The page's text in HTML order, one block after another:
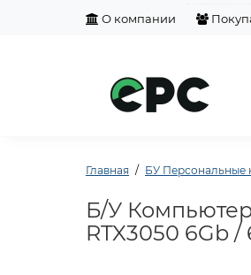
О компании
Главная БУ Персональные
Б/У Компьютер
RTX3050 6Gb